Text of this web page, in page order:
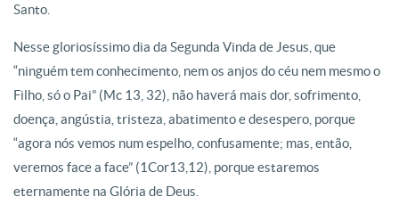
Santo.
Nesse gloriosíssimo dia da Segunda Vinda de Jesus, que
“ninguém tem conhecimento, nem os anjos do céu nem mesmo o
Filho, só o Pai” (Mc 13, 32), não haverá mais dor, sofrimento,
doença, angústia, tristeza, abatimento e desespero, porque
“agora nós vemos num espelho, confusamente; mas, então,
veremos face a face” (1Cor13,12), porque estaremos
eternamente na Glória de Deus.